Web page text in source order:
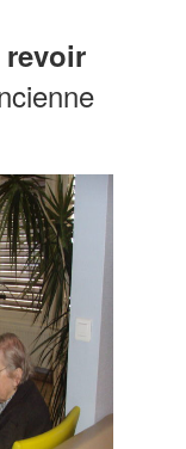
revoir